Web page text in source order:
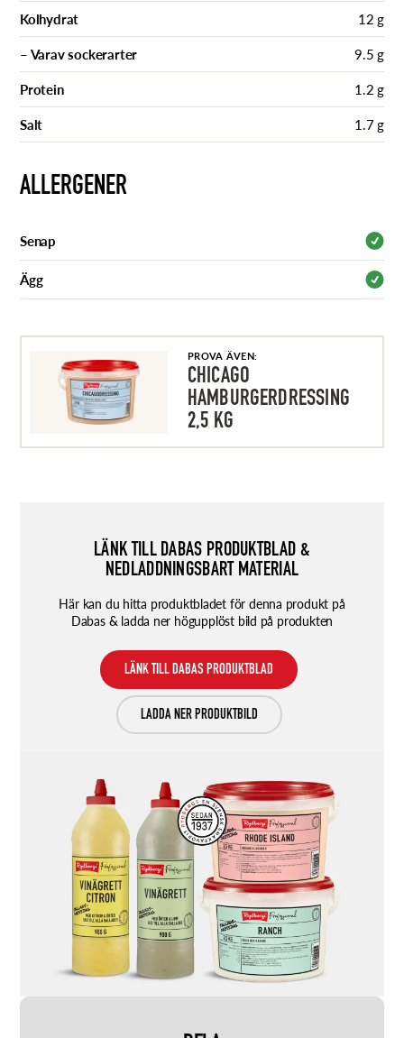
Kolhydrat 12 g
– Varav sockerarter 9.5 g
Protein 1.2 g
Salt 1.7 g
ALLERGENER
Senap
Ägg
PROVA ÄVEN:
CHICAGO
HAMBURGERDRESSING
2,5 KG
LÄNK TILL DABAS PRODUKTBLAD &
NEDLADDNINGSBART MATERIAL
Här kan du hitta produktbladet för denna produkt på
Dabas & ladda ner högupplöst bild på produkten
LÄNK TILL DABAS PRODUKTBLAD
LADDA NER PRODUKTBILD